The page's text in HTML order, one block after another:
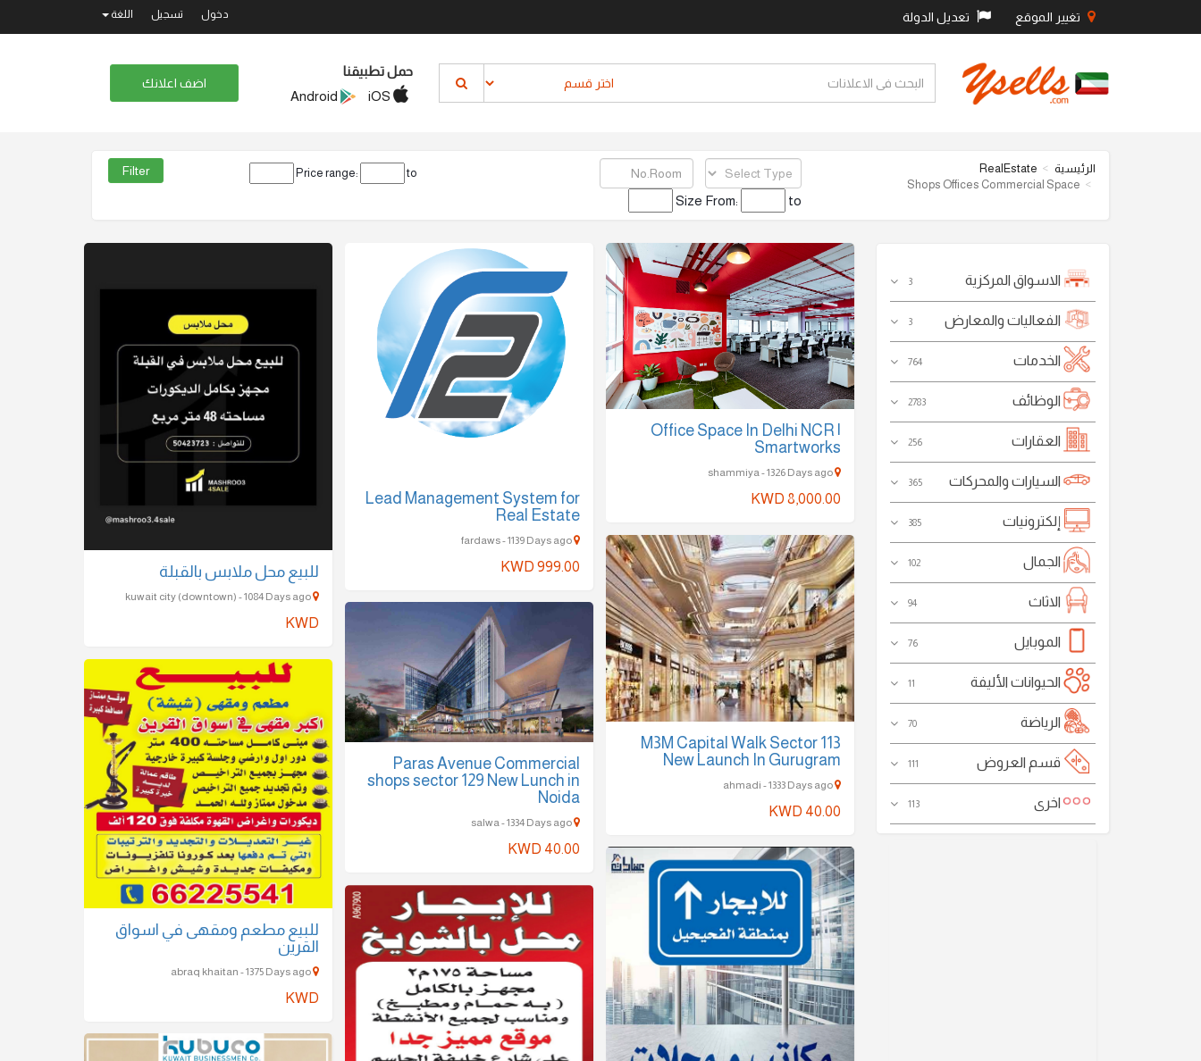
تغيير الموقع تعديل الدولة دخول تسجيل اللغة
حمل تطبيقنا
اضف اعلانك
الرئيسية
RealEstate
Shops Offices Commercial Space
Size From: to
Price range: to
الاسواق المركزية 3
الفعاليات والمعارض 3
الخدمات 764
الوظائف 2783
العقارات 256
السيارات والمحركات 365
إلكترونيات 385
الجمال 102
الاثاث 94
الموبايل 76
الحيوانات الأليفة 11
الرياضة 70
قسم العروض 111
اخرى 113
للبيع محل ملابس بالقبلة
kuwait city (downtown) - 1084 Days ago
KWD
Lead Management System for
Real Estate
fardaws - 1139 Days ago
KWD 999.00
Office Space In Delhi NCR |
Smartworks
shammiya - 1326 Days ago
KWD 8,000.00
M3M Capital Walk Sector 113
New Launch In Gurugram
ahmadi - 1333 Days ago
KWD 40.00
Paras Avenue Commercial
shops sector 129 New Lunch in
Noida
salwa - 1334 Days ago
KWD 40.00
للبيع مطعم ومقهى في اسواق
القرين
abraq khaitan - 1375 Days ago
KWD